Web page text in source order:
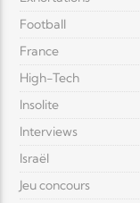
Football
France
High-Tech
Insolite
Interviews
Israël
Jeu concours